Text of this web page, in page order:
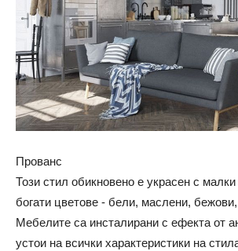
Прованс
Този стил обикновено е украсен с
богати цветове - бели, маслени,
Мебелите са инсталирани с ефекта от
устои на всички характеристики на